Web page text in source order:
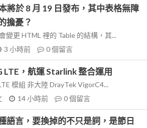
將於 8 月 19 日發布，其中表格無障
擔憂？
變更 HTML 裡的 Table 的結構，其...
3 小時前 0個留言
LTE，航運 Starlink 整合運用
模組 非大陸 DrayTek VigorC4...
14 小時前 0個留言
語言，要換掉的不只是詞，是節日